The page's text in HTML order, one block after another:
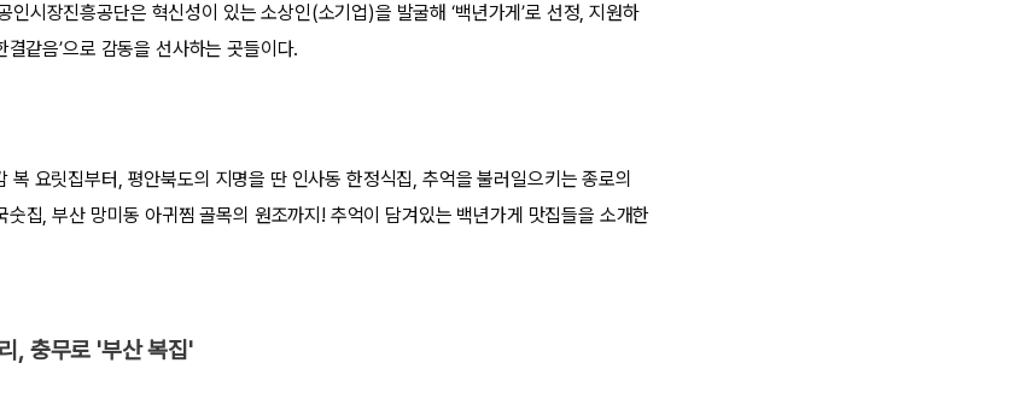
인시장진흥공단은 혁신성이 있는 소상인(소기업)을 발굴해 ‘백년가게’로 선정, 지원하
같음’으로 감동을 선사하는 곳들이다.
복 요릿집부터, 평안북도의 지명을 딴 인사동 한정식집, 추억을 불러일으키는 종로의
집, 부산 망미동 아귀찜 골목의 원조까지! 추억이 담겨있는 백년가게 맛집들을 소개한
, 충무로 '부산 복집'